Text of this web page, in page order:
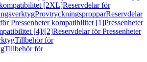
[2XL]Reservdelar för
ProvtryckningspropparReservdelar
Pressenheter kompatibilitet [1]Pressenheter
[4]/[2]Reservdelar för Pressenheter
Tillbehör för
Tillbehör för